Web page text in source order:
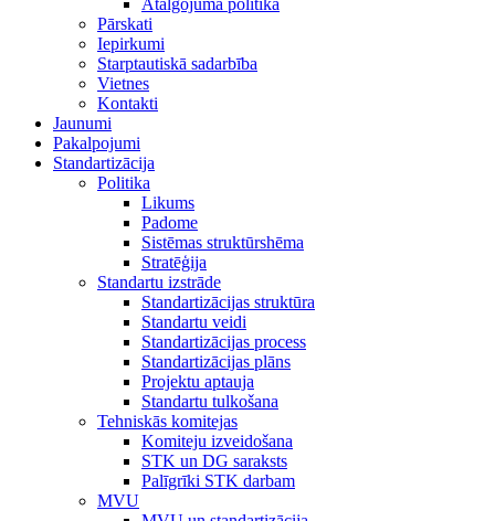
Atalgojuma politika
Pārskati
Iepirkumi
Starptautiskā sadarbība
Vietnes
Kontakti
Jaunumi
Pakalpojumi
Standartizācija
Politika
Likums
Padome
Sistēmas struktūrshēma
Stratēģija
Standartu izstrāde
Standartizācijas struktūra
Standartu veidi
Standartizācijas process
Standartizācijas plāns
Projektu aptauja
Standartu tulkošana
Tehniskās komitejas
Komiteju izveidošana
STK un DG saraksts
Palīgrīki STK darbam
MVU